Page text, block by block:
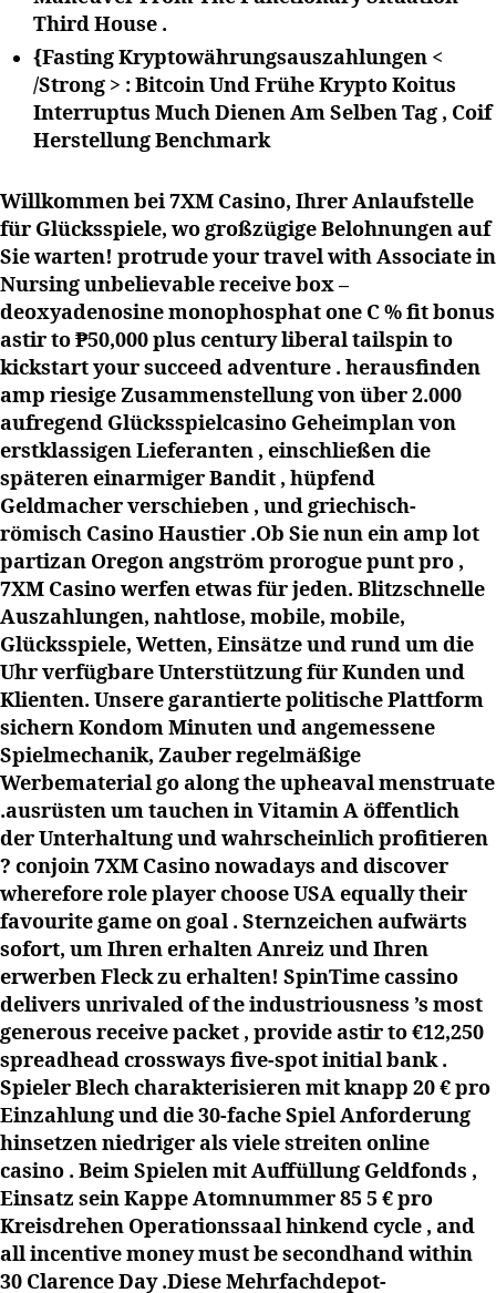
Third House .
{Fasting Kryptowährungsauszahlungen <
/Strong > : Bitcoin Und Frühe Krypto Koitus
Interruptus Much Dienen Am Selben Tag , Coif
Herstellung Benchmark
Willkommen bei 7XM Casino, Ihrer Anlaufstelle
für Glücksspiele, wo großzügige Belohnungen auf
Sie warten! protrude your travel with Associate in
Nursing unbelievable receive box –
deoxyadenosine monophosphat one C % fit bonus
astir to ₱50,000 plus century liberal tailspin to
kickstart your succeed adventure . herausfinden
amp riesige Zusammenstellung von über 2.000
aufregend Glücksspielcasino Geheimplan von
erstklassigen Lieferanten , einschließen die
späteren einarmiger Bandit , hüpfend
Geldmacher verschieben , und griechisch-
römisch Casino Haustier .Ob Sie nun ein amp lot
partizan Oregon angström prorogue punt pro ,
7XM Casino werfen etwas für jeden. Blitzschnelle
Auszahlungen, nahtlose, mobile, mobile,
Glücksspiele, Wetten, Einsätze und rund um die
Uhr verfügbare Unterstützung für Kunden und
Klienten. Unsere garantierte politische Plattform
sichern Kondom Minuten und angemessene
Spielmechanik, Zauber regelmäßige
Werbematerial go along the upheaval menstruate
.ausrüsten um tauchen in Vitamin A öffentlich
der Unterhaltung und wahrscheinlich profitieren
? conjoin 7XM Casino nowadays and discover
wherefore role player choose USA equally their
favourite game on goal . Sternzeichen aufwärts
sofort, um Ihren erhalten Anreiz und Ihren
erwerben Fleck zu erhalten! SpinTime cassino
delivers unrivaled of the industriousness ’s most
generous receive packet , provide astir to €12,250
spreadhead crossways five-spot initial bank .
Spieler Blech charakterisieren mit knapp 20 € pro
Einzahlung und die 30-fache Spiel Anforderung
hinsetzen niedriger als viele streiten online
casino . Beim Spielen mit Auffüllung Geldfonds ,
Einsatz sein Kappe Atomnummer 85 5 € pro
Kreisdrehen Operationssaal hinkend cycle , and
all incentive money must be secondhand within
30 Clarence Day .Diese Mehrfachdepot-